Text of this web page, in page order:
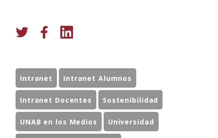
Intranet Intranet Alumnos
Intranet Docentes Sostenibilidad
UNAB en los Medios Universidad